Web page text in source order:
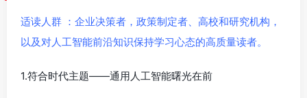
适读人群 ：企业决策者，政策制定者、高校和研究机构，
以及对人工智能前沿知识保持学习心态的高质量读者。
1.符合时代主题——通用人工智能曙光在前